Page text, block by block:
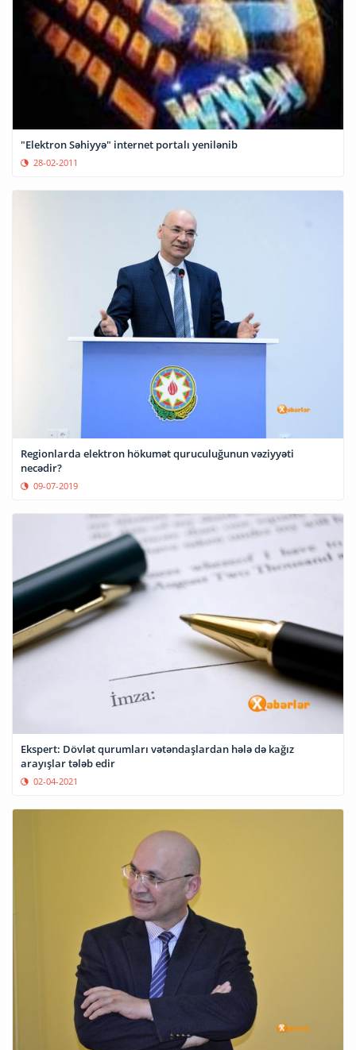
"Elektron Səhiyyə" internet portalı yenilənib
28-02-2011
Regionlarda elektron hökumət quruculuğunun vəziyyəti
necədir?
09-07-2019
Ekspert: Dövlət qurumları vətəndaşlardan hələ də kağız
arayışlar tələb edir
02-04-2021